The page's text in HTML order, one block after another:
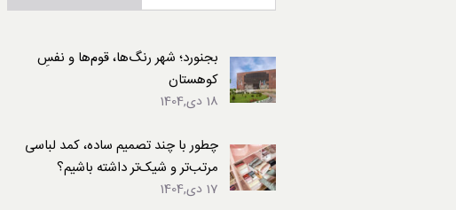
بجنورد؛ شهر رنگ‌ها، قوم‌ها و نفسِ
کوهستان
18 دی,1404
چطور با چند تصمیم ساده، کمد لباسی
مرتب‌تر و شیک‌تر داشته باشیم؟
17 دی,1404